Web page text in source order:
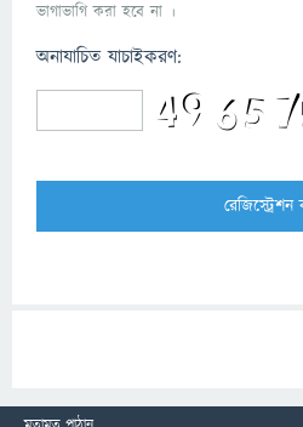
ভাগাভাগি করা হবে না ।
অনাযাচিত যাচাইকরণ: